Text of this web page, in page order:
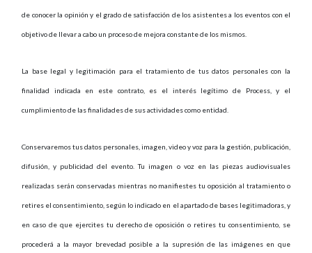
de conocer la opinión y el grado de satisfacción de los asistentes a los eventos con el
objetivo de llevar a cabo un proceso de mejora constante de los mismos.
La base legal y legitimación para el tratamiento de tus datos personales con la
finalidad indicada en este contrato, es el interés legítimo de Process, y el
cumplimiento de las finalidades de sus actividades como entidad.
Conservaremos tus datos personales, imagen, video y voz para la gestión, publicación,
difusión, y publicidad del evento. Tu imagen o voz en las piezas audiovisuales
realizadas serán conservadas mientras no manifiestes tu oposición al tratamiento o
retires el consentimiento, según lo indicado en el apartado de bases legitimadoras, y
en caso de que ejercites tu derecho de oposición o retires tu consentimiento, se
procederá a la mayor brevedad posible a la supresión de las imágenes en que